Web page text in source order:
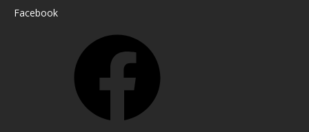
Facebook